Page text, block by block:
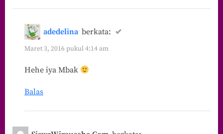
adedelina berkata:
Maret 3, 2016 pukul 4:14 am
Hehe iya Mbak
Balas